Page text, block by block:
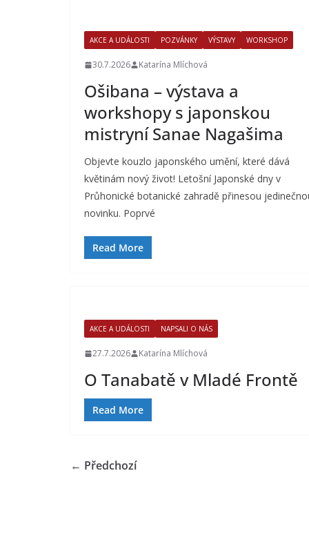
AKCE A UDÁLOSTI POZVÁNKY VÝSTAVY WORKSHOP
30.7.2026 Katarína Mlíchová
Ošibana – výstava a
workshopy s japonskou
mistryní Sanae Nagašima
Objevte kouzlo japonského umění, které dává
květinám nový život! Letošní Japonské dny v
Průhonické botanické zahradě přinesou
novinku. Poprvé
Read More
AKCE A UDÁLOSTI NAPSALI O NÁS
27.7.2026 Katarína Mlíchová
O Tanabatě v Mladé Frontě
Read More
← Předchozí